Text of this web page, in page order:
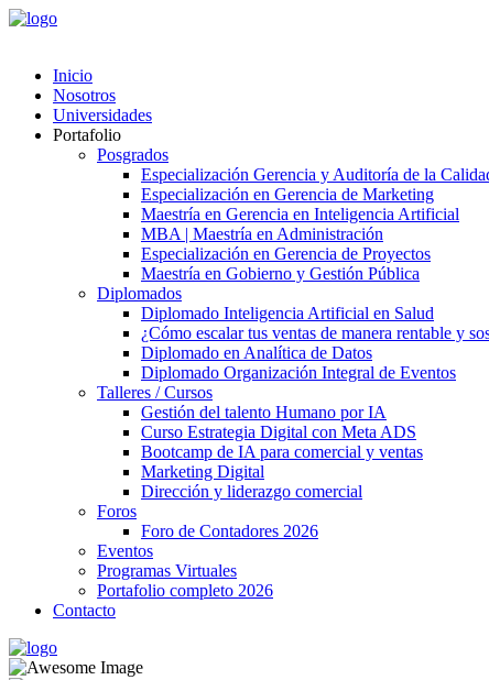
Inicio
Nosotros
Universidades
Portafolio
Posgrados
Especialización Gerencia y Auditoría de la
Especialización en Gerencia de Marketing
Maestría en Gerencia en Inteligencia Artificial
MBA | Maestría en Administración
Especialización en Gerencia de Proyectos
Maestría en Gobierno y Gestión Pública
Diplomados
Diplomado Inteligencia Artificial en Salud
¿Cómo escalar tus ventas de manera rentable y
Diplomado en Analítica de Datos
Diplomado Organización Integral de Eventos
Talleres / Cursos
Gestión del talento Humano por IA​
Curso Estrategia Digital con Meta ADS
Bootcamp de IA para comercial y ventas
Marketing Digital
Dirección y liderazgo comercial
Foros
Foro de Contadores 2026
Eventos
Programas Virtuales
Portafolio completo 2026
Contacto